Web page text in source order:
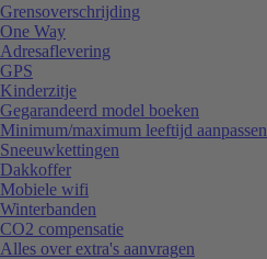
Grensoverschrijding
One Way
Adresaflevering
GPS
Kinderzitje
Gegarandeerd model boeken
Minimum/maximum leeftijd aanpassen
Sneeuwkettingen
Dakkoffer
Mobiele wifi
Winterbanden
CO2 compensatie
Alles over extra's aanvragen